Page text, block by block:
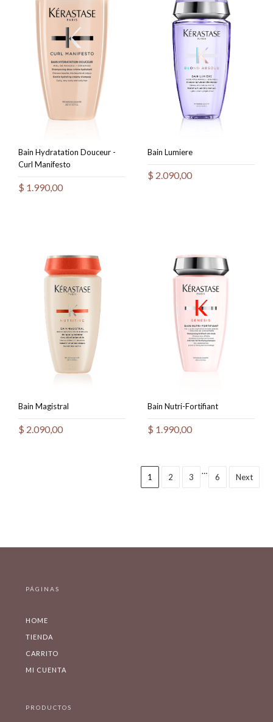
Bain Hydratation Douceur -
Curl Manifesto
$ 1.990,00
Bain Lumiere
$ 2.090,00
Bain Magistral
$ 2.090,00
Bain Nutri-Fortifiant
$ 1.990,00
1 2 3
…
6 Next
PÁGINAS
HOME
TIENDA
CARRITO
MI CUENTA
PRODUCTOS